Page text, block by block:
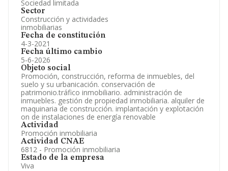
Sociedad limitada
Sector
Construcción y actividades
inmobiliarias
Fecha de constitución
4-3-2021
Fecha último cambio
5-6-2026
Objeto social
Promoción, construcción, reforma de inmuebles, del
suelo y su urbanicación. conservación de
patrimonio.tráfico inmobiliario. administración de
inmuebles. gestión de propiedad inmobiliaria. alquiler de
maquinaria de construcción. implantación y explotación
on de instalaciones de energía renovable
Actividad
Promoción inmobiliaria
Actividad CNAE
6812 - Promoción inmobiliaria
Estado de la empresa
Viva